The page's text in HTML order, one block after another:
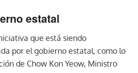
estatal
que está siendo
por el gobierno estatal, como lo
de Chow Kon Yeow, Ministro